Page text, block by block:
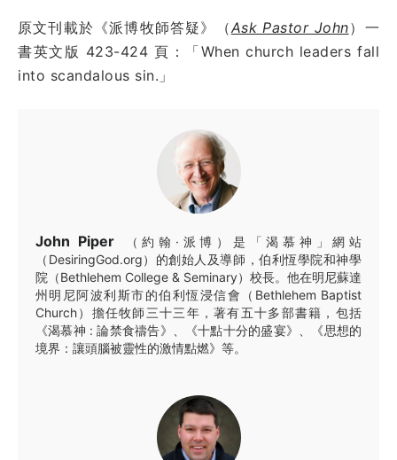
原文刊載於《派博牧師答疑》（Ask Pastor John）一
書英文版 423-424 頁：「When church leaders fall
into scandalous sin.」
John Piper
（約翰·派博）是「渴慕神」網站
（DesiringGod.org）的創始人及導師，伯利恆學院和神學
院（Bethlehem College & Seminary）校長。他在明尼蘇達
州明尼阿波利斯市的伯利恆浸信會（Bethlehem Baptist
Church）擔任牧師三十三年，著有五十多部書籍，包括
《渴慕神 : 論禁食禱告》、《十點十分的盛宴》、《思想的
境界：讓頭腦被靈性的激情點燃》等。